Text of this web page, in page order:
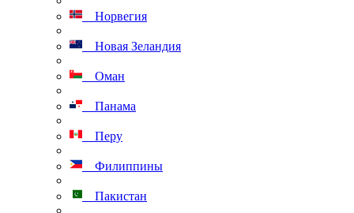
Норвегия
Новая Зеландия
Оман
Панама
Перу
Филиппины
Пакистан